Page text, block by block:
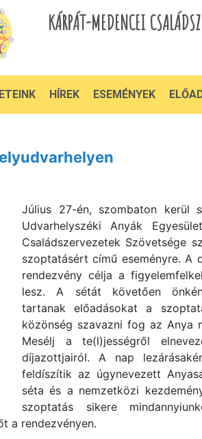
KÁRPÁT-MEDENCEI
HÍREK ESEMÉNYEK
Július 27-én, szombaton kerül
Udvarhelyszéki Anyák
Családszervezetek Szövetsége
szoptatásért című eseményre.
rendezvény célja a
lesz. A sétát követően
tartanak előadásokat a
közönség szavazni fog az Anya
Mesélj a te(l)jességről
díjazottjairól. A nap
feldíszítik az úgynevezett
séta és a nemzetközi
szoptatás sikere
a rendezvényen.